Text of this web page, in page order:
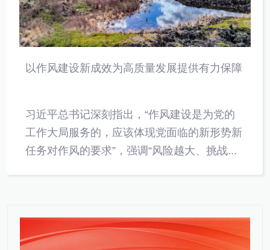
以作风建设新成效为高质量发展提供有力保障
习近平总书记深刻指出，“作风建设是为党的
工作大局服务的，应该体现党面临的新形势新
任务对作风的要求”，强调“风险越大、挑战...